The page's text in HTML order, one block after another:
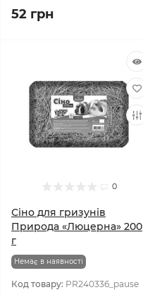
52 грн
0
Сіно для гризунів
Природа «Люцерна» 200
г
Немає в наявності
Код товару: PR240336_pause